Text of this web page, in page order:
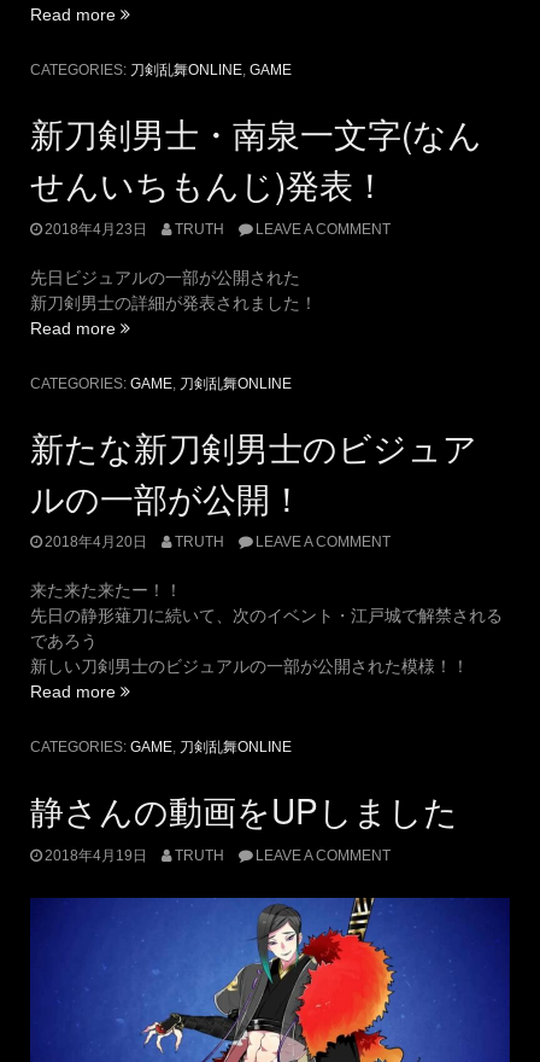
Read more “2018
4
版
「江
城
入
調
査」
イ
ト
幕！”
CATEGORIES: 刀剣乱舞ONLINE, GAME
新刀剣男士・南泉一文字(なん
せんいちもんじ)発表！
2018年4月23日 TRUTH LEAVE A COMMENT
先日ビジュアルの一部が公開された
新刀剣男士の詳細が発表されました！
Read more “新
剣
士・
南
一
字
(な
ん
ん
ん
発
表！”
CATEGORIES: GAME, 刀剣乱舞ONLINE
新たな新刀剣男士のビジュア
ルの一部が公開！
2018年4月20日 TRUTH LEAVE A COMMENT
来た来た来たー！！
先日の静形薙刀に続いて、次のイベント・江戸城で解禁される
であろう
新しい刀剣男士のビジュアルの一部が公開された模様！！
Read more “新
な
剣
士
の
ル
CATEGORIES: GAME, 刀剣乱舞ONLINE
静さんの動画をUPしました
2018年4月19日 TRUTH LEAVE A COMMENT